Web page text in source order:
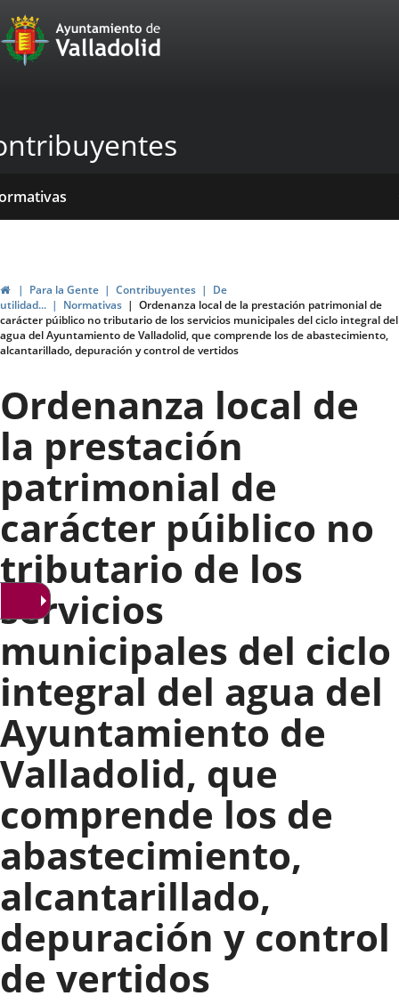
Portal
Web
Ayuntamiento
de
Valladolid
HomePara la Gente Contribuyentes
De
utilidad...
Normativas
Ordenanza local de la prestación patrimonial de
carácter púiblico no tributario de los servicios municipales del ciclo integral del
agua del Ayuntamiento de Valladolid, que comprende los de abastecimiento,
alcantarillado, depuración y control de vertidos
Ordenanza local de
la prestación
patrimonial de
carácter púiblico no
tributario de los
servicios
municipales del ciclo
integral del agua del
Ayuntamiento de
Valladolid, que
comprende los de
abastecimiento,
alcantarillado,
depuración y control
de vertidos